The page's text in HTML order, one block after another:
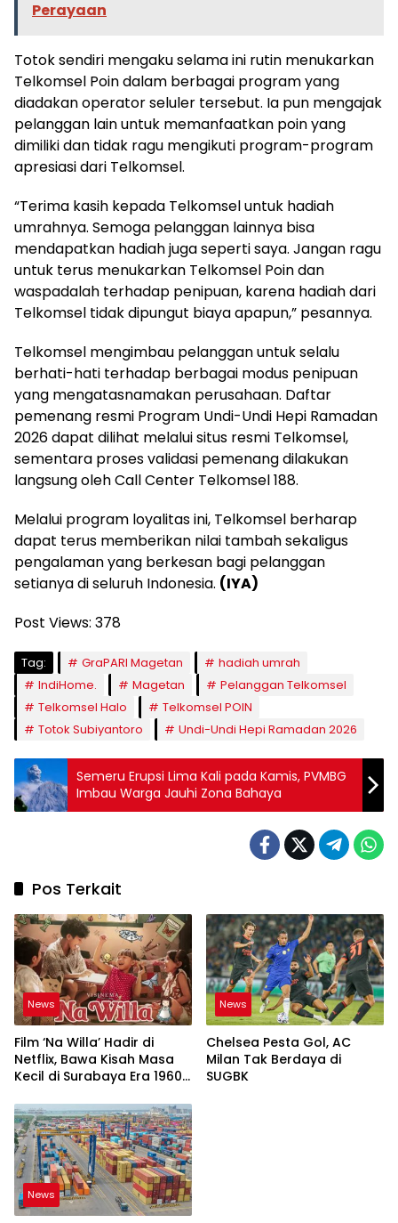
Perayaan
Totok sendiri mengaku selama ini rutin menukarkan
Telkomsel Poin dalam berbagai program yang
diadakan operator seluler tersebut. Ia pun mengajak
pelanggan lain untuk memanfaatkan poin yang
dimiliki dan tidak ragu mengikuti program-program
apresiasi dari Telkomsel.
“Terima kasih kepada Telkomsel untuk hadiah
umrahnya. Semoga pelanggan lainnya bisa
mendapatkan hadiah juga seperti saya. Jangan ragu
untuk terus menukarkan Telkomsel Poin dan
waspadalah terhadap penipuan, karena hadiah dari
Telkomsel tidak dipungut biaya apapun,” pesannya.
Telkomsel mengimbau pelanggan untuk selalu
berhati-hati terhadap berbagai modus penipuan
yang mengatasnamakan perusahaan. Daftar
pemenang resmi Program Undi-Undi Hepi Ramadan
2026 dapat dilihat melalui situs resmi Telkomsel,
sementara proses validasi pemenang dilakukan
langsung oleh Call Center Telkomsel 188.
Melalui program loyalitas ini, Telkomsel berharap
dapat terus memberikan nilai tambah sekaligus
pengalaman yang berkesan bagi pelanggan
setianya di seluruh Indonesia. (IYA)
Post Views: 378
Tag: GraPARI Magetan
hadiah umrah
IndiHome.
Magetan
Pelanggan Telkomsel
Telkomsel Halo
Telkomsel POIN
Totok Subiyantoro
Undi-Undi Hepi Ramadan 2026
Semeru Erupsi Lima Kali pada Kamis, PVMBG
Imbau Warga Jauhi Zona Bahaya
Pos Terkait
News
Film ‘Na Willa’ Hadir di
Netflix, Bawa Kisah Masa
Kecil di Surabaya Era 1960-
News
Chelsea Pesta Gol, AC
Milan Tak Berdaya di
SUGBK
News